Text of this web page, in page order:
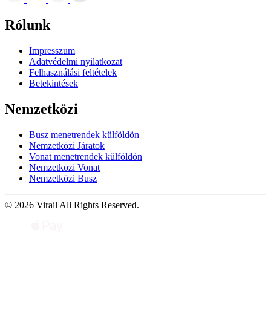
Rólunk
Impresszum
Adatvédelmi nyilatkozat
Felhasználási feltételek
Betekintések
Nemzetközi
Busz menetrendek külföldön
Nemzetközi Járatok
Vonat menetrendek külföldön
Nemzetközi Vonat
Nemzetközi Busz
© 2026 Virail All Rights Reserved.